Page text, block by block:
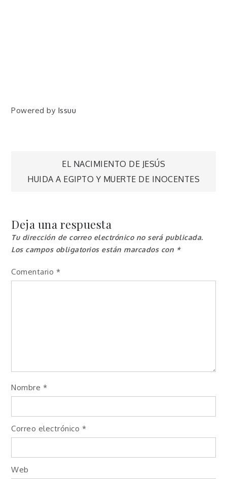
Powered by Issuu
Navegación
entradas
EL NACIMIENTO DE JESÚS
HUIDA A EGIPTO Y MUERTE DE INOCENTES
Deja una respuesta
Tu dirección de correo electrónico no será publicada.
Los campos obligatorios están marcados con *
Comentario *
Nombre *
Correo electrónico *
Web